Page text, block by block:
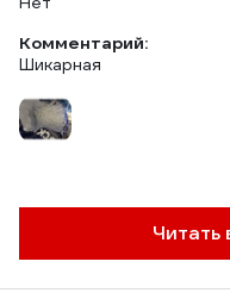
Комментарий:
Шикарная
Читать